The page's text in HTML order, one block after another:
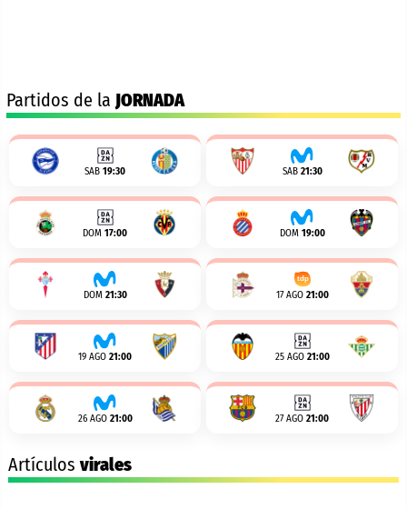
Partidos de la JORNADA
SAB 19:30 SAB 21:30
DOM 17:00 DOM 19:00
DOM 21:30 17 AGO 21:00
19 AGO 21:00 25 AGO 21:00
26 AGO 21:00 27 AGO 21:00
Artículosvirales